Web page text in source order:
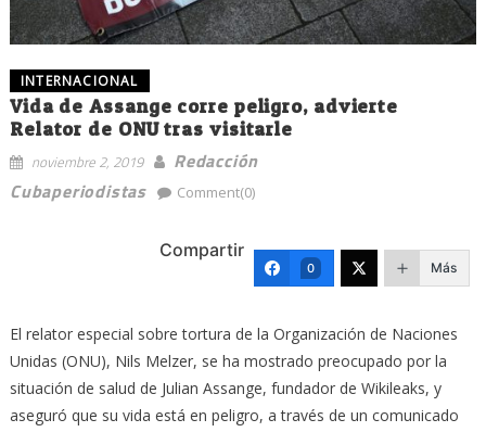
INTERNACIONAL
Vida de Assange corre peligro, advierte
Relator de ONU tras visitarle
noviembre 2, 2019
Redacción
Cubaperiodistas
Comment(0)
Compartir
0 Más
El relator especial sobre tortura de la Organización de Naciones
Unidas (ONU), Nils Melzer, se ha mostrado preocupado por la
situación de salud de Julian Assange, fundador de Wikileaks, y
aseguró que su vida está en peligro, a través de un comunicado